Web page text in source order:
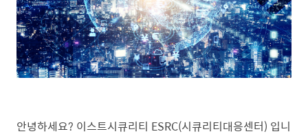
안녕하세요? 이스트시큐리티 ESRC(시큐리티대응센터) 입니